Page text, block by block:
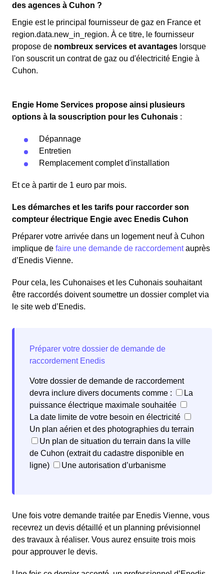
des agences à Cuhon ?
Engie est le principal fournisseur de gaz en France et
region.data.new_in_region. À ce titre, le fournisseur
propose de nombreux services et avantages lorsque
l'on souscrit un contrat de gaz ou d'électricité Engie à
Cuhon.
Engie Home Services propose ainsi plusieurs
options à la souscription pour les Cuhonais :
Dépannage
Entretien
Remplacement complet d'installation
Et ce à partir de 1 euro par mois.
Les démarches et les tarifs pour raccorder son
compteur électrique Engie avec Enedis Cuhon
Préparer votre arrivée dans un logement neuf à Cuhon
implique de faire une demande de raccordementauprès
d’Enedis Vienne.
Pour cela, les Cuhonaises et les Cuhonais souhaitant
être raccordés doivent soumettre un dossier complet via
le site web d’Enedis.
Votre dossier de demande de raccordement
devra inclure divers documents comme :
La
puissance électrique maximale souhaitée
La date limite de votre besoin en électricité
Un plan aérien et des photographies du terrain
Un plan de situation du terrain dans la ville
de Cuhon (extrait du cadastre disponible en
ligne)
Une autorisation d’urbanisme
Une fois votre demande traitée par Enedis Vienne, vous
recevrez un devis détaillé et un planning prévisionnel
des travaux à réaliser. Vous aurez ensuite trois mois
pour approuver le devis.